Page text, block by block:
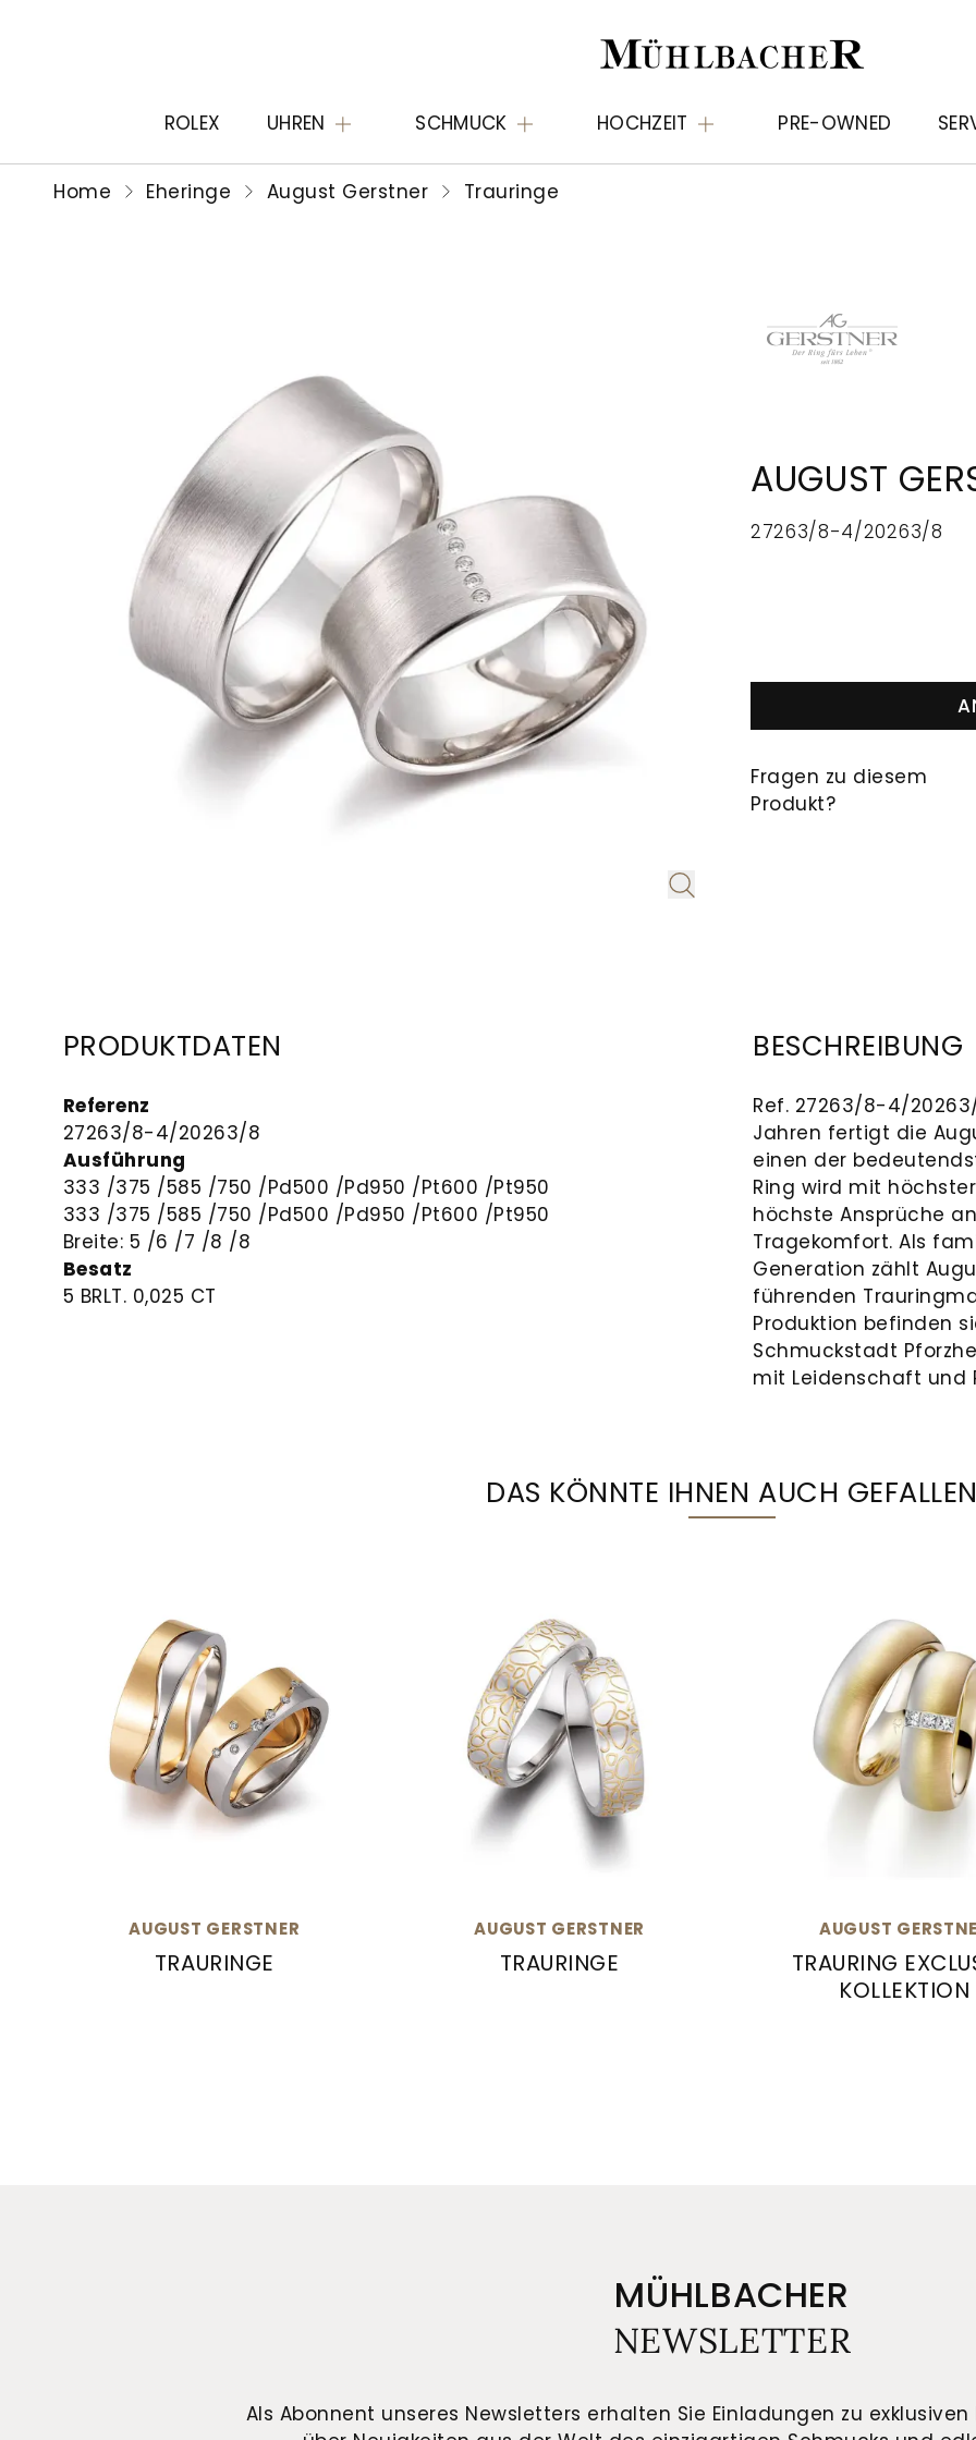
ROLEX UHREN SCHMUCK HOCHZEIT PRE-OWNED
Home Eheringe August Gerstner Trauringe
AUGUST
27263/8-4/20263/8
Fragen zu diesem
Produkt?
PRODUKTDATEN
Referenz
27263/8-4/20263/8
Ausführung
333 /375 /585 /750 /Pd500 /Pd950 /Pt600 /Pt950
333 /375 /585 /750 /Pd500 /Pd950 /Pt600 /Pt950
Breite: 5 /6 /7 /8 /8
Besatz
5 BRLT. 0,025 CT
BESCHREIBUNG
Ref. 27263/8-4/
Jahren fertigt die
einen der
Ring wird mit
höchste Ansprüche
Tragekomfort. Als
Generation zählt
führenden
Produktion befinden
Schmuckstadt
mit Leidenschaft und
DAS KÖNNTE IHNEN AUCH GEFALLEN
AUGUST GERSTNER
TRAURINGE
AUGUST GERSTNER
TRAURINGE
AUGUST
TRAURING
KOLLEKTION
MÜHLBACHER
NEWSLETTER
Als Abonnent unseres Newsletters erhalten Sie Einladungen zu